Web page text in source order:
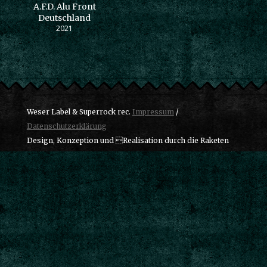
A.F.D. Alu Front
Deutschland
2021
Weser Label & Superrock rec. Impressum/
Datenschutzerklärung
Design, Konzeption und Realisation durch die Raketen